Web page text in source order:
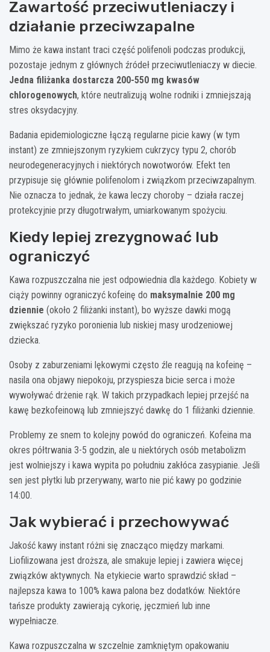
Zawartość przeciwutleniaczy i
działanie przeciwzapalne
Mimo że kawa instant traci część polifenoli podczas produkcji,
pozostaje jednym z głównych źródeł przeciwutleniaczy w diecie.
Jedna filiżanka dostarcza 200-550 mg kwasów
chlorogenowych, które neutralizują wolne rodniki i zmniejszają
stres oksydacyjny.
Badania epidemiologiczne łączą regularne picie kawy (w tym
instant) ze zmniejszonym ryzykiem cukrzycy typu 2, chorób
neurodegeneracyjnych i niektórych nowotworów. Efekt ten
przypisuje się głównie polifenolom i związkom przeciwzapalnym.
Nie oznacza to jednak, że kawa leczy choroby – działa raczej
protekcyjnie przy długotrwałym, umiarkowanym spożyciu.
Kiedy lepiej zrezygnować lub
ograniczyć
Kawa rozpuszczalna nie jest odpowiednia dla każdego. Kobiety w
ciąży powinny ograniczyć kofeinę do maksymalnie 200 mg
dziennie (około 2 filiżanki instant), bo wyższe dawki mogą
zwiększać ryzyko poronienia lub niskiej masy urodzeniowej
dziecka.
Osoby z zaburzeniami lękowymi często źle reagują na kofeinę –
nasila ona objawy niepokoju, przyspiesza bicie serca i może
wywoływać drżenie rąk. W takich przypadkach lepiej przejść na
kawę bezkofeinową lub zmniejszyć dawkę do 1 filiżanki dziennie.
Problemy ze snem to kolejny powód do ograniczeń. Kofeina ma
okres półtrwania 3-5 godzin, ale u niektórych osób metabolizm
jest wolniejszy i kawa wypita po południu zakłóca zasypianie. Jeśli
sen jest płytki lub przerywany, warto nie pić kawy po godzinie
14:00.
Jak wybierać i przechowywać
Jakość kawy instant różni się znacząco między markami.
Liofilizowana jest droższa, ale smakuje lepiej i zawiera więcej
związków aktywnych. Na etykiecie warto sprawdzić skład –
najlepsza kawa to 100% kawa palona bez dodatków. Niektóre
tańsze produkty zawierają cykorię, jęczmień lub inne
wypełniacze.
Kawa rozpuszczalna w szczelnie zamkniętym opakowaniu